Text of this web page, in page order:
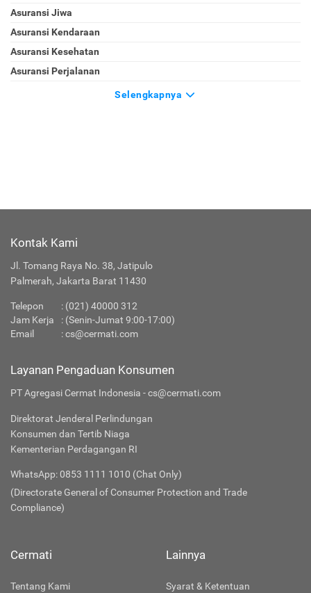
Asuransi Jiwa
Asuransi Kendaraan
Asuransi Kesehatan
Asuransi Perjalanan
Selengkapnya
Kontak Kami
Jl. Tomang Raya No. 38, Jatipulo
Palmerah, Jakarta Barat 11430
Telepon : (021) 40000 312
Jam Kerja
: (Senin-Jumat 9:00-17:00)
Email
:cs@cermati.com
Layanan Pengaduan Konsumen
PT Agregasi Cermat Indonesia - cs@cermati.com
Direktorat Jenderal Perlindungan
Konsumen dan Tertib Niaga
Kementerian Perdagangan RI
WhatsApp: 0853 1111 1010 (Chat Only)
(Directorate General of Consumer Protection and Trade
Compliance)
Cermati
Tentang Kami
Lainnya
Syarat & Ketentuan